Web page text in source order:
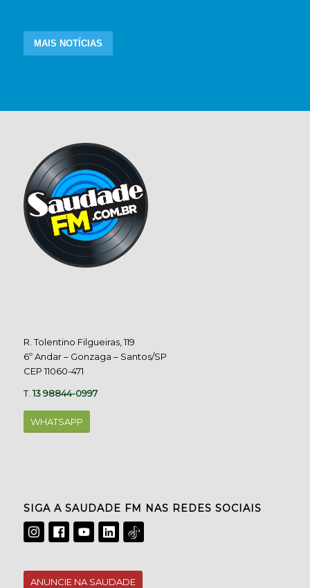
MAIS NOTÍCIAS
R. Tolentino Filgueiras, 119
6º Andar – Gonzaga – Santos/SP
CEP 11060-471
T.13 98844-0997
WHATSAPP
SIGA A SAUDADE FM NAS REDES SOCIAIS
ANUNCIE NA SAUDADE